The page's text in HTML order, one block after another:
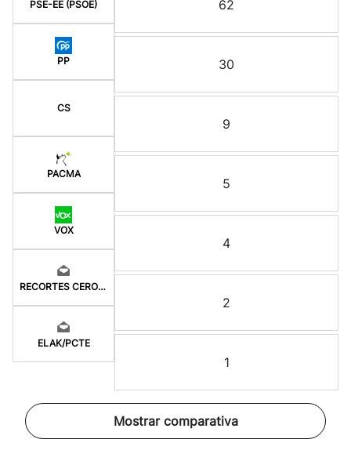
PSE-EE (PSOE)
PP
CS
PACMA
VOX
RECORTES CERO-GV
ELAK/PCTE
62
30
9
5
4
2
1
Mostrar comparativa